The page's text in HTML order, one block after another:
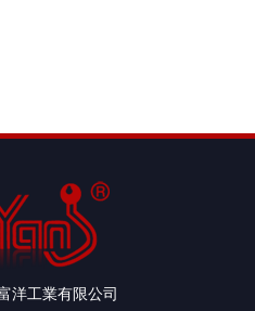
洋工業有限公司